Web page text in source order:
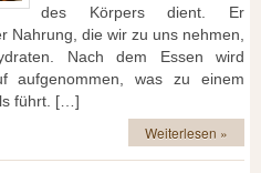
des Körpers dient. Er
Nahrung, die wir zu uns nehmen,
Nach dem Essen wird
aufgenommen, was zu einem
führt. […]
Weiterlesen »